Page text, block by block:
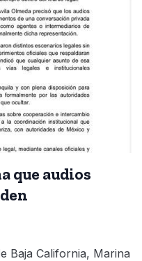
que audios
Baja California, Marina